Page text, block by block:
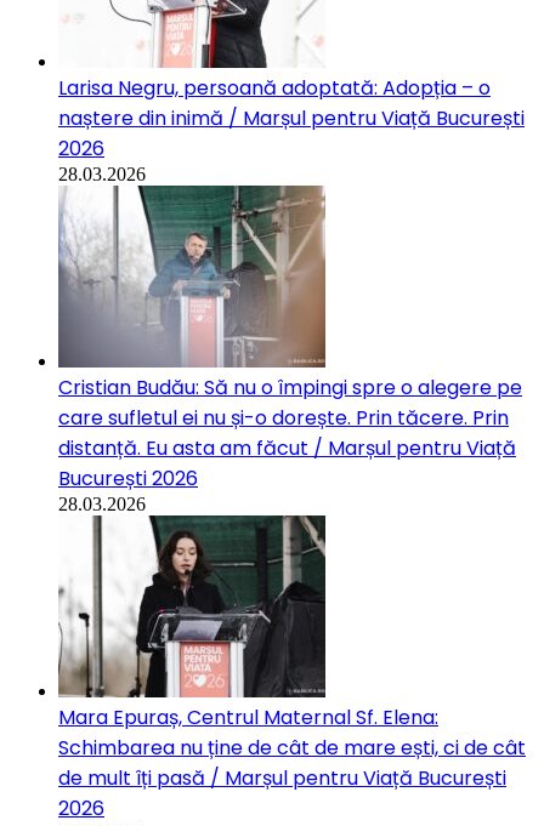
Larisa Negru, persoană adoptată: Adopția – o
naștere din inimă / Marșul pentru Viață București
2026
28.03.2026
Cristian Budău: Să nu o împingi spre o alegere pe
care sufletul ei nu și-o dorește. Prin tăcere. Prin
distanță. Eu asta am făcut / Marșul pentru Viață
București 2026
28.03.2026
Mara Epuraș, Centrul Maternal Sf. Elena:
Schimbarea nu ține de cât de mare ești, ci de cât
de mult îți pasă / Marșul pentru Viață București
2026